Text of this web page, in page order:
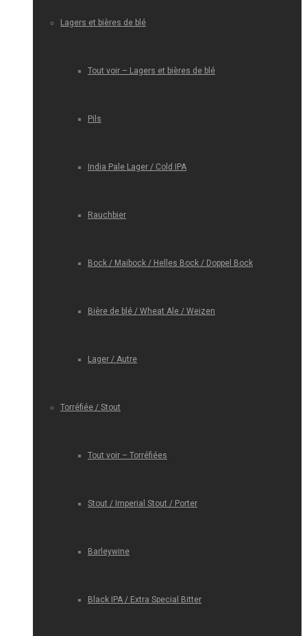
Lagers et bières de blé
Tout voir – Lagers et bières de blé
Pils
India Pale Lager / Cold IPA
Rauchbier
Bock / Maibock / Helles Bock / Doppel Bock
Bière de blé / Wheat Ale / Weizen
Lager / Autre
Torréfiée / Stout
Tout voir – Torréfiées
Stout / Imperial Stout / Porter
Barleywine
Black IPA / Extra Special Bitter